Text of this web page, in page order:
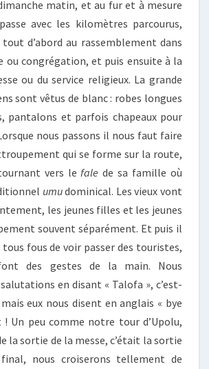
matin, et au fur et à mesure
avec les kilomètres parcourus,
d’abord au rassemblement dans
ou congrégation, et puis ensuite à la
ou du service religieux. La grande
sont vêtus de blanc : robes longues
pantalons et parfois chapeaux pour
nous passons il nous faut faire
qui se forme sur la route,
vers le fale de sa famille où
umudominical. Les vieux vont
les jeunes filles et les jeunes
souvent séparément. Et puis il
fous de voir passer des touristes,
des gestes de la main. Nous
en disant « Talofa », c’est-
eux nous disent en anglais « bye
! Un peu comme notre tour d’Upolu,
la sortie de la messe, c’était la sortie
final, nous croiserons tellement de